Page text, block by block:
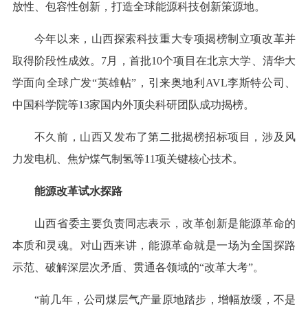
放性、包容性创新，打造全球能源科技创新策源地。
今年以来，山西探索科技重大专项揭榜制立项改革并
取得阶段性成效。7月，首批10个项目在北京大学、清华大
学面向全球广发“英雄帖”，引来奥地利AVL李斯特公司、
中国科学院等13家国内外顶尖科研团队成功揭榜。
不久前，山西又发布了第二批揭榜招标项目，涉及风
力发电机、焦炉煤气制氢等11项关键核心技术。
能源改革试水探路
山西省委主要负责同志表示，改革创新是能源革命的
本质和灵魂。对山西来讲，能源革命就是一场为全国探路
示范、破解深层次矛盾、贯通各领域的“改革大考”。
“前几年，公司煤层气产量原地踏步，增幅放缓，不是